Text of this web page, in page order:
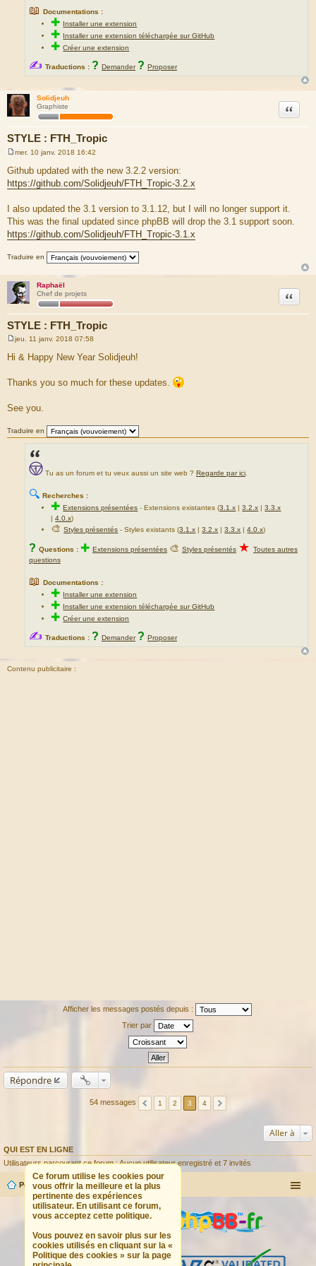
📖 Documentations :
✚ Installer une extension
✚ Installer une extension téléchargée sur GitHub
✚Créer une extension
✍ Traductions : ? Demander ? Proposer
Solidjeuh
Graphiste
STYLE : FTH_Tropic
Citation
e
s
s
e
mer. 10 janv. 2018 16:42
Github updated with the new 3.2.2 version:
https://github.com/Solidjeuh/FTH_Tropic-3.2.x
I also updated the 3.1 version to 3.1.12, but I will no longer support it.
This was the final updated since phpBB will drop the 3.1 support soon.
https://github.com/Solidjeuh/FTH_Tropic-3.1.x
Traduire en
Raphaël
Chef de projets
STYLE : FTH_Tropic
Citation
M
g
jeu. 11 janv. 2018 07:58
Hi & Happy New Year Solidjeuh!
Thanks you so much for these updates.
See you.
Traduire en
Tu as un forum et tu veux aussi un site web ? Regarde par ici.
🔍 Recherches :
✚Extensions présentées - Extensions existantes (3.1.x |3.2.x |3.3.x
|4.0.x)
🎨Styles présentés - Styles existants (3.1.x |3.2.x |3.3.x |4.0.x)
? Questions : ✚ Extensions présentées 🎨 Styles présentés ★ Toutes autres
questions
📖 Documentations :
✚ Installer une extension
✚ Installer une extension téléchargée sur GitHub
✚Créer une extension
✍ Traductions : ? Demander ? Proposer
Contenu publicitaire :
Afficher les messages postés depuis :
Trier par
Répondre
54 messages 1 2 3 4
Aller à
QUI EST EN LIGNE
Utilisateurs parcourant ce forum : Aucun utilisateur enregistré et 7 invités
Ce forum utilise les cookies pour
vous offrir la meilleure et la plus
pertinente des expériences
utilisateur. En utilisant ce forum,
vous acceptez cette politique.
Vous pouvez en savoir plus sur les
cookies utilisés en cliquant sur la «
Politique des cookies » sur la page
Portail Forum